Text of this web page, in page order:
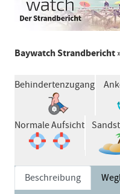
Baywatch Strandbericht
Behindertenzugang
Normale Aufsicht
Beschreibung